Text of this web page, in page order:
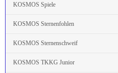
KOSMOS Spiele
KOSMOS Sternenfohlen
KOSMOS Sternenschweif
KOSMOS TKKG Junior